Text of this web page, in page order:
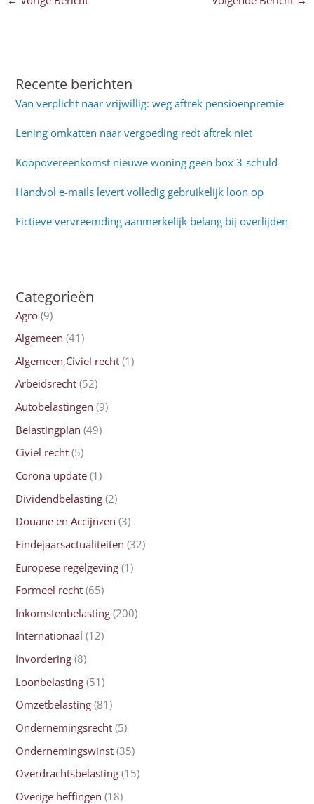
Recente berichten
Van verplicht naar vrijwillig: weg aftrek pensioenpremie
Lening omkatten naar vergoeding redt aftrek niet
Koopovereenkomst nieuwe woning geen box 3-schuld
Handvol e-mails levert volledig gebruikelijk loon op
Fictieve vervreemding aanmerkelijk belang bij overlijden
Categorieën
Agro (9)
Algemeen (41)
Algemeen,Civiel recht (1)
Arbeidsrecht (52)
Autobelastingen (9)
Belastingplan (49)
Civiel recht (5)
Corona update (1)
Dividendbelasting (2)
Douane en Accijnzen (3)
Eindejaarsactualiteiten (32)
Europese regelgeving (1)
Formeel recht (65)
Inkomstenbelasting (200)
Internationaal (12)
Invordering (8)
Loonbelasting (51)
Omzetbelasting (81)
Ondernemingsrecht (5)
Ondernemingswinst (35)
Overdrachtsbelasting (15)
Overige heffingen (18)